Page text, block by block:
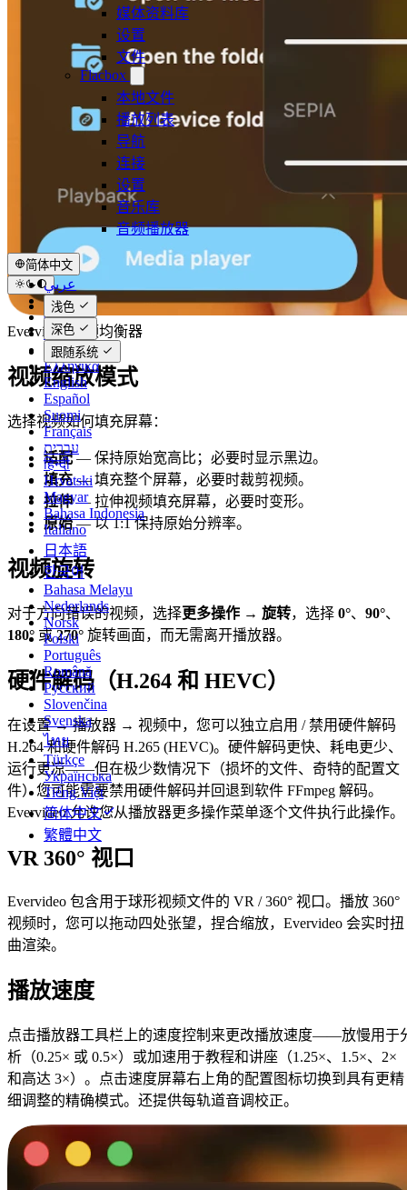
媒体资料库
设置
文件
Flacbox
本地文件
播放列表
导航
连接
设置
音乐库
音频播放器
简体中文
عربي
Català
Čeština
Dansk
Deutsch
Ελληνικά
English
Español
Suomi
Français
עברית
हिन्दी
Hrvatski
Magyar
Bahasa Indonesia
Italiano
日本語
한국어
Bahasa Melayu
Nederlands
Norsk
Polski
Português
Română
Русский
Slovenčina
Svenska
ไทย
Türkçe
Українська
Tiếng Việt
简体中文
繁體中文
浅色
深色
跟随系统
Evervideo 视频均衡器
视频缩放模式
选择视频如何填充屏幕：
适配— 保持原始宽高比；必要时显示黑边。
填充— 填充整个屏幕，必要时裁剪视频。
拉伸— 拉伸视频填充屏幕，必要时变形。
原始— 以 1:1 保持原始分辨率。
视频旋转
对于方向错误的视频，选择更多操作 → 旋转，选择 0°、 90°、
180° 或270° 旋转画面，而无需离开播放器。
硬件解码（H.264 和 HEVC）
在设置 → 播放器 → 视频中，您可以独立启用 / 禁用硬件解码
H.264 和硬件解码 H.265 (HEVC)。硬件解码更快、耗电更少、
运行更凉——但在极少数情况下（损坏的文件、奇特的配置文
件）您可能需要禁用硬件解码并回退到软件 FFmpeg 解码。
Evervideo 允许您从播放器更多操作菜单逐个文件执行此操作。
VR 360° 视口
Evervideo 包含用于球形视频文件的 VR / 360° 视口。播放 360°
视频时，您可以拖动四处张望，捏合缩放，Evervideo 会实时扭
曲渲染。
播放速度
点击播放器工具栏上的速度控制来更改播放速度——放慢用于
析（0.25× 或 0.5×）或加速用于教程和讲座（1.25×、1.5×、2×
和高达 3×）。点击速度屏幕右上角的配置图标切换到具有更精
细调整的精确模式。还提供每轨道音调校正。